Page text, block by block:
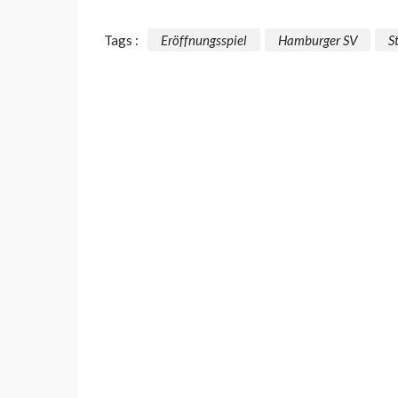
Tags : Eröffnungsspiel Hamburger SV